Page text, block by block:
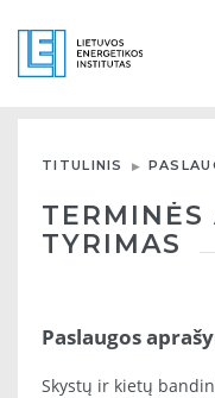
TITULINIS
TERMINĖS
TYRIMAS
Paslaugos
Skystų ir kietų